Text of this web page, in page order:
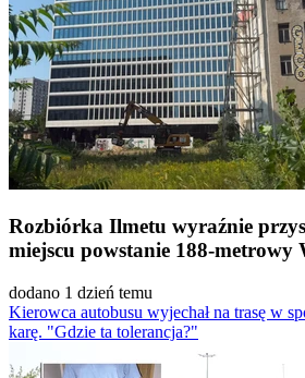
Rozbiórka Ilmetu wyraźnie
miejscu powstanie 188-metrowy
dodano 1 dzień temu
Kierowca autobusu wyjechał na trasę w
karę. "Gdzie ta tolerancja?"